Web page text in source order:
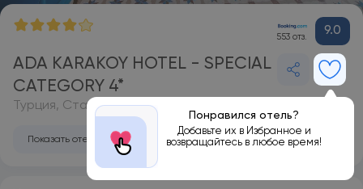
553 отз. 9.0
ADA KARAKOY HOTEL - SPECIAL
CATEGORY 4*
Понравился отель?
Добавьте их в Избранное и
возвращайтесь в любое время!
Турция, Стамбул
Показать отель на карте